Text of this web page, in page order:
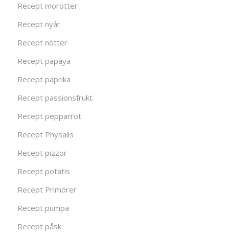
Recept morötter
Recept nyår
Recept nötter
Recept papaya
Recept paprika
Recept passionsfrukt
Recept pepparrot
Recept Physalis
Recept pizzor
Recept potatis
Recept Primörer
Recept pumpa
Recept påsk